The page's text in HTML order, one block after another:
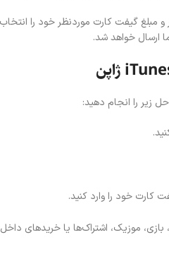
ارسال خواهد شد.
موزیک، اشتراک‌ها یا خریدهای داخل